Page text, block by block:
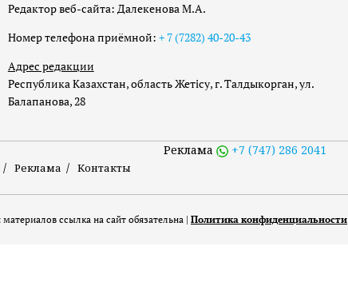
Редактор веб-сайта: Далекенова М.А.
Номер телефона приёмной: + 7 (7282) 40-20-43
Адрес редакции
Республика Казахстан, область Жетісу, г. Талдыкорган, ул.
Балапанова, 28
Реклама Контакты
Реклама +7 (747) 286 2041
ссылка на сайт обязательна | Политика конфиденциальности